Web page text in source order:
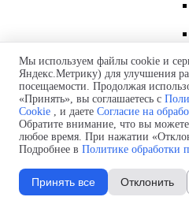
Мы используем файлы cookie и
Яндекс.Метрику) для улучшения
посещаемости. Продолжая
«Принять», вы соглашаетесь с
Cookie , и даете Согласие на
Обратите внимание, что вы можете
любое время. При нажатии
Подробнее в Политике обработки
Принять все Отклонить